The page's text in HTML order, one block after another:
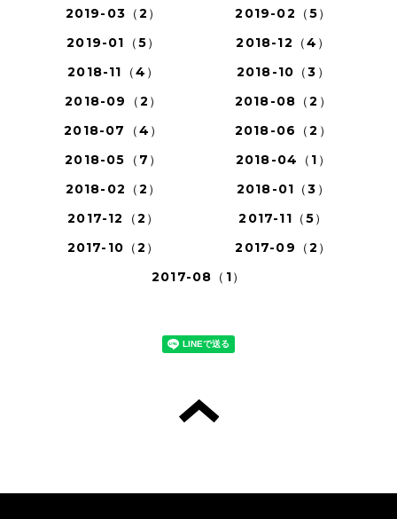
2019-03（2）
2019-02（5）
2019-01（5）
2018-12（4）
2018-11（4）
2018-10（3）
2018-09（2）
2018-08（2）
2018-07（4）
2018-06（2）
2018-05（7）
2018-04（1）
2018-02（2）
2018-01（3）
2017-12（2）
2017-11（5）
2017-10（2）
2017-09（2）
2017-08（1）